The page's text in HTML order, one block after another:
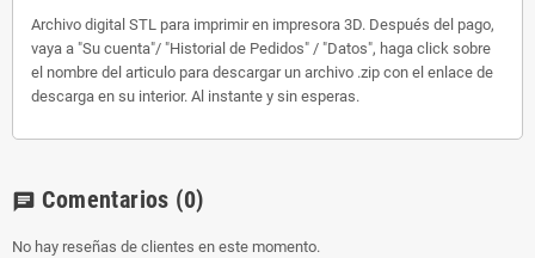
Archivo digital STL para imprimir en impresora 3D. Después del pago,
vaya a "Su cuenta"/ "Historial de Pedidos" / "Datos", haga click sobre
el nombre del articulo para descargar un archivo .zip con el enlace de
descarga en su interior. Al instante y sin esperas.
chat Comentarios (0)
No hay reseñas de clientes en este momento.